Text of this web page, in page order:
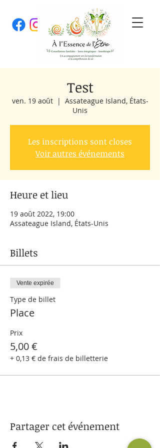
Test
ven. 19 août
  |
Assateague Island, États-
Unis
Les inscriptions sont closes
Voir autres événements
Heure et lieu
19 août 2022, 19:00
Assateague Island, États-Unis
Billets
Vente expirée
Type de billet
Place
Prix
5,00 €
+ 0,13 € de frais de billetterie
Partager cet événement